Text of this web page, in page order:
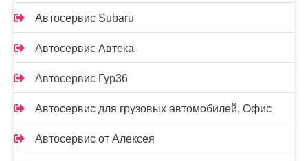
Автосервис Subaru
Автосервис Автека
Автосервис Гур36
Автосервис для грузовых автомобилей, Офис
Автосервис от Алексея